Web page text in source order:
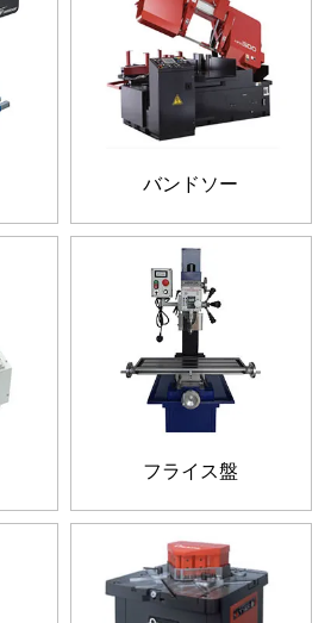
バンドソー
フライス盤